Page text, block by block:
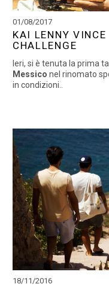
01/08/2017
KAI LENNY
CHALLENGE
Ieri, si è tenuta la prima
Messico nel rinomato
in condizioni..
18/11/2016